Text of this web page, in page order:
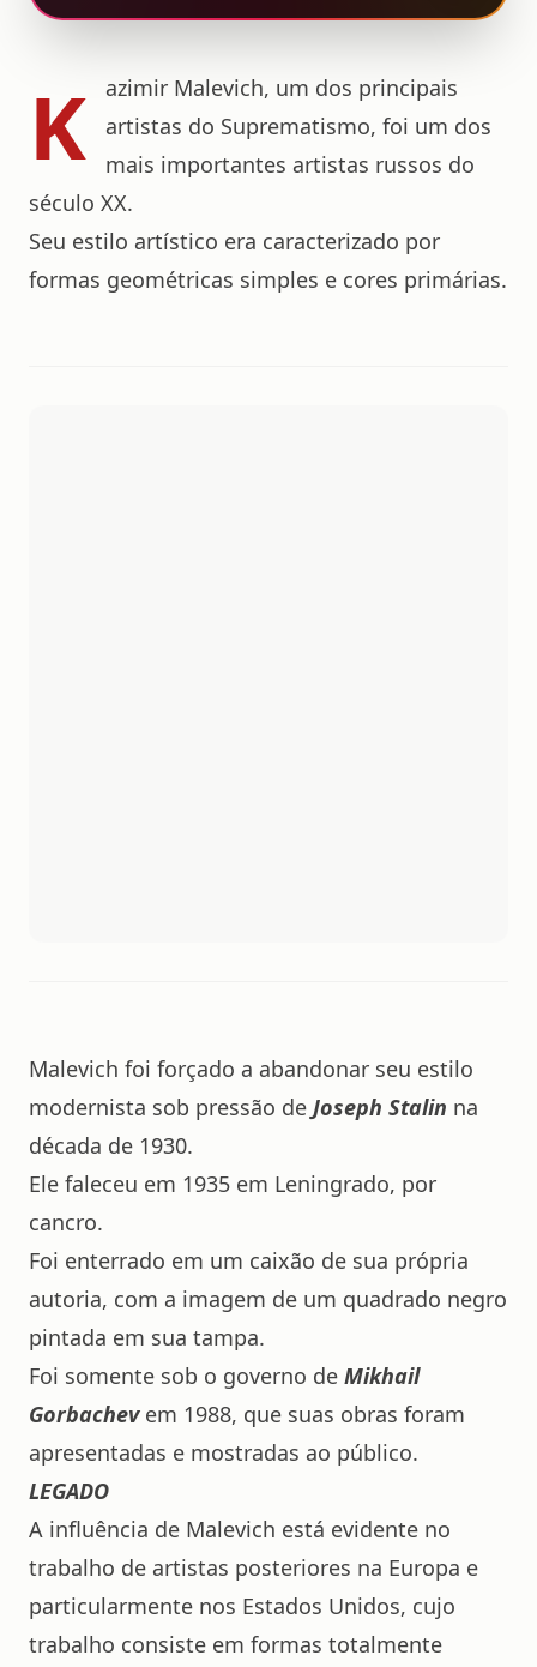
K
azimir Malevich, um dos principais
artistas do Suprematismo, foi um dos
mais importantes artistas russos do
século XX.
Seu estilo artístico era caracterizado por
formas geométricas simples e cores primárias.
Malevich foi forçado a abandonar seu estilo
modernista sob pressão de Joseph Stalin na
década de 1930.
Ele faleceu em 1935 em Leningrado, por
cancro.
Foi enterrado em um caixão de sua própria
autoria, com a imagem de um quadrado negro
pintada em sua tampa.
Foi somente sob o governo de Mikhail
Gorbachev em 1988, que suas obras foram
apresentadas e mostradas ao público.
LEGADO
A influência de Malevich está evidente no
trabalho de artistas posteriores na Europa e
particularmente nos Estados Unidos, cujo
trabalho consiste em formas totalmente